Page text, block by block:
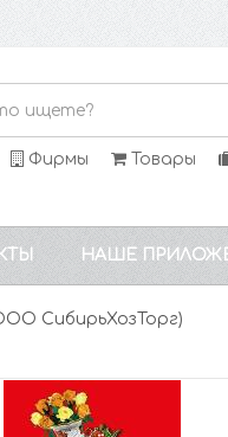
Фирмы Товары
НАШЕ
СибирьХозТорг)